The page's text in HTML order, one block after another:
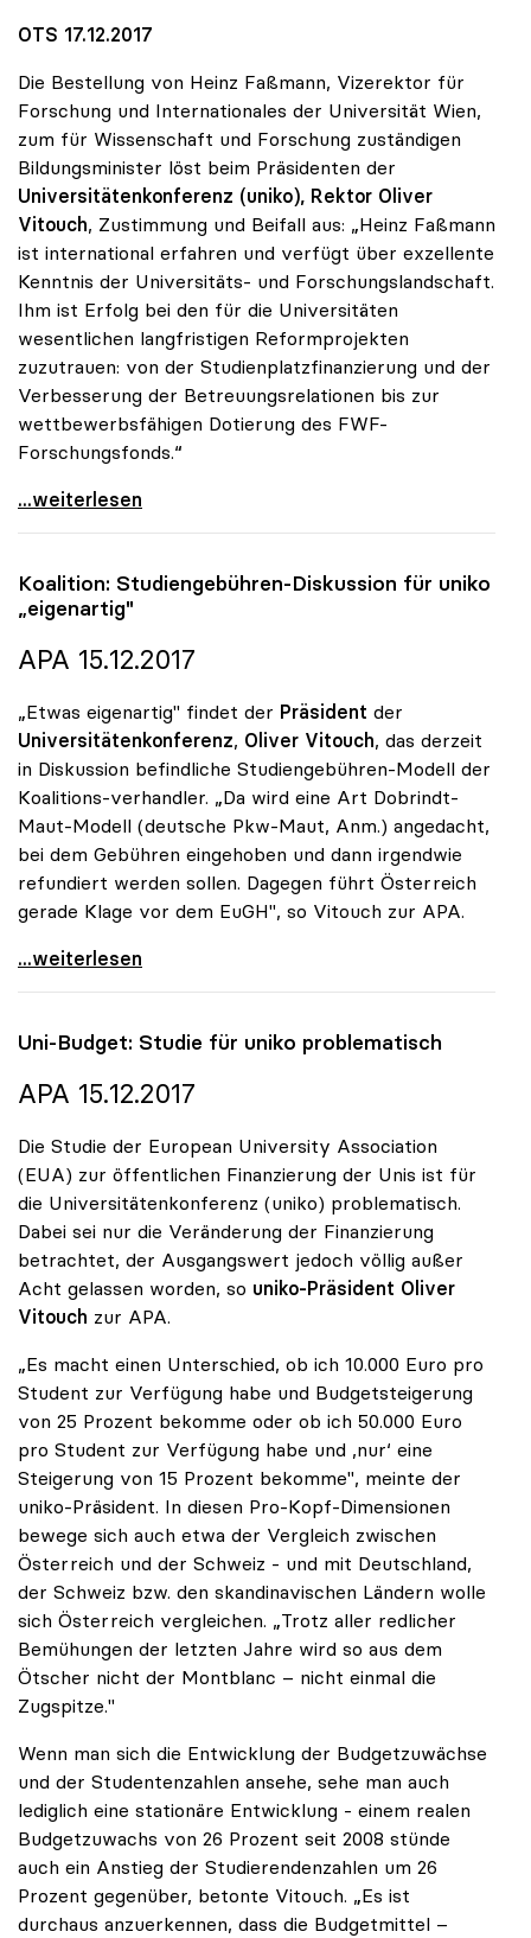
OTS 17.12.2017
Die Bestellung von Heinz Faßmann, Vizerektor für
Forschung und Internationales der Universität Wien,
zum für Wissenschaft und Forschung zuständigen
Bildungsminister löst beim Präsidenten der
Universitätenkonferenz (uniko), Rektor Oliver
Vitouch, Zustimmung und Beifall aus: „Heinz Faßmann
ist international erfahren und verfügt über exzellente
Kenntnis der Universitäts- und Forschungslandschaft.
Ihm ist Erfolg bei den für die Universitäten
wesentlichen langfristigen Reformprojekten
zuzutrauen: von der Studienplatzfinanzierung und der
Verbesserung der Betreuungsrelationen bis zur
wettbewerbsfähigen Dotierung des FWF-
Forschungsfonds.“
Vitouch zu Minister Fassmann: „Exzellenter Kenner
...weiterlesen
Koalition: Studiengebühren-Diskussion für uniko
„eigenartig"
APA 15.12.2017
„Etwas eigenartig" findet der Präsident der
Universitätenkonferenz, Oliver Vitouch, das derzeit
in Diskussion befindliche Studiengebühren-Modell der
Koalitions-verhandler. „Da wird eine Art Dobrindt-
Maut-Modell (deutsche Pkw-Maut, Anm.) angedacht,
bei dem Gebühren eingehoben und dann irgendwie
refundiert werden sollen. Dagegen führt Österreich
gerade Klage vor dem EuGH", so Vitouch zur APA.
Koalition: Studiengebühren-Diskussion für uniko
...weiterlesen
Uni-Budget: Studie für uniko problematisch
APA 15.12.2017
Die Studie der European University Association
(EUA) zur öffentlichen Finanzierung der Unis ist für
die Universitätenkonferenz (uniko) problematisch.
Dabei sei nur die Veränderung der Finanzierung
betrachtet, der Ausgangswert jedoch völlig außer
Acht gelassen worden, so uniko-Präsident Oliver
Vitouch zur APA.
„Es macht einen Unterschied, ob ich 10.000 Euro pro
Student zur Verfügung habe und Budgetsteigerung
von 25 Prozent bekomme oder ob ich 50.000 Euro
pro Student zur Verfügung habe und ,nur‘ eine
Steigerung von 15 Prozent bekomme", meinte der
uniko-Präsident. In diesen Pro-Kopf-Dimensionen
bewege sich auch etwa der Vergleich zwischen
Österreich und der Schweiz - und mit Deutschland,
der Schweiz bzw. den skandinavischen Ländern wolle
sich Österreich vergleichen. „Trotz aller redlicher
Bemühungen der letzten Jahre wird so aus dem
Ötscher nicht der Montblanc – nicht einmal die
Zugspitze."
Wenn man sich die Entwicklung der Budgetzuwächse
und der Studentenzahlen ansehe, sehe man auch
lediglich eine stationäre Entwicklung - einem realen
Budgetzuwachs von 26 Prozent seit 2008 stünde
auch ein Anstieg der Studierendenzahlen um 26
Prozent gegenüber, betonte Vitouch. „Es ist
durchaus anzuerkennen, dass die Budgetmittel –